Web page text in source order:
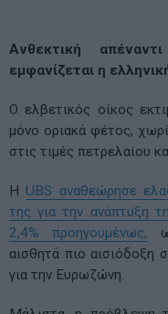
Ανθεκτική
εμφανίζεται η
Ο ελβετικός οίκος
μόνο οριακά φέτος,
στις τιμές πετρελαίου
Η UBS αναθεώρησε
της για την ανάπτυξη
2,4% προηγουμένως,
αισθητά πιο αισιόδοξη
για την Ευρωζώνη.